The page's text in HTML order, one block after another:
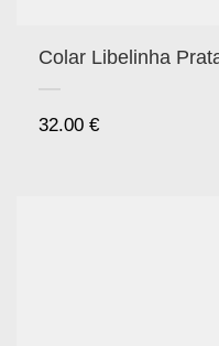
Colar Libelinha
32.00 €